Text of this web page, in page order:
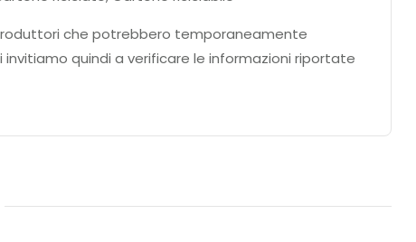
che potrebbero temporaneamente
quindi a verificare le informazioni riportate